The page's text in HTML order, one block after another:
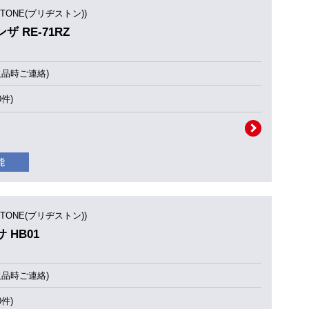
ブリヂストン))
ザ RE-71RZ
時ご連絡)
)
ブリヂストン))
HB01
時ご連絡)
)